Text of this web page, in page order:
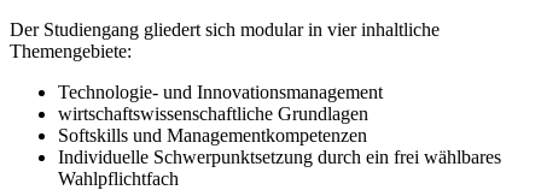
Der Studiengang gliedert sich modular in vier inhaltliche
Themengebiete:
Technologie- und Innovationsmanagement
wirtschaftswissenschaftliche Grundlagen
Softskills und Managementkompetenzen
Individuelle Schwerpunktsetzung durch ein frei wählbares
Wahlpflichtfach